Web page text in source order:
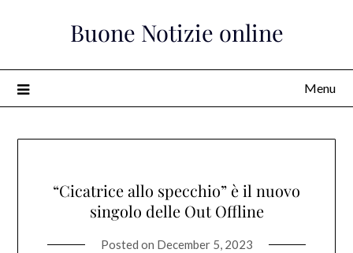
Buone Notizie online
Menu
“Cicatrice allo specchio” è il nuovo
singolo delle Out Offline
Posted on December 5, 2023